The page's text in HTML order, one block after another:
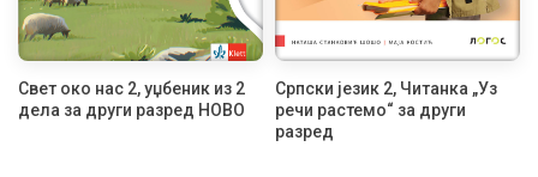
Свет око нас 2, уџбеник из 2
дела за други разред НОВО
Српски језик 2, Читанка „Уз
речи растемо“ за други
разред